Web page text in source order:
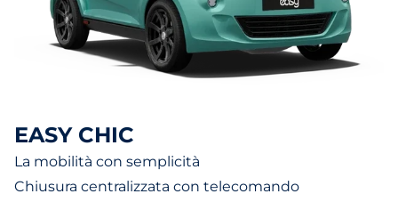
EASY CHIC
La mobilità con semplicità
Chiusura centralizzata con telecomando